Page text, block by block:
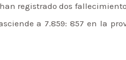
registrado dos
a 7.859: 857 en la